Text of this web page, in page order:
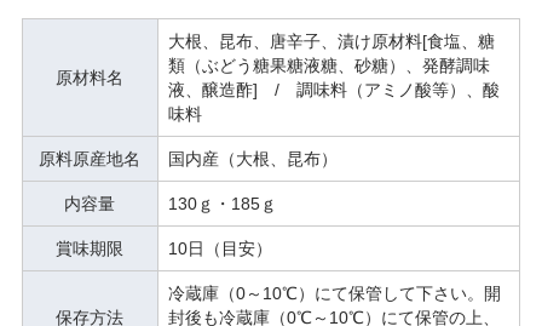
原材料名
大根、昆布、唐辛子、漬け原材料[食塩、糖
類（ぶどう糖果糖液糖、砂糖）、発酵調味
液、醸造酢] / 調味料（アミノ酸等）、酸
味料
原料原産地名 国内産（大根、昆布）
内容量 130ｇ・185ｇ
賞味期限 10日（目安）
保存方法
冷蔵庫（0～10℃）にて保管して下さい。開
封後も冷蔵庫（0℃～10℃）にて保管の上、